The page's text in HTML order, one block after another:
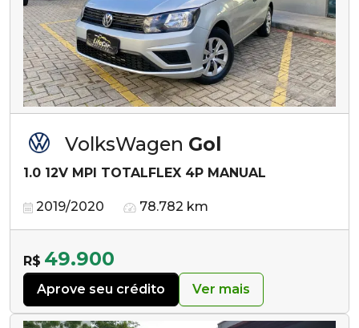
VolksWagen Gol
1.0 12V MPI TOTALFLEX 4P MANUAL
2019/2020 78.782 km
R$ 49.900
Aprove seu crédito Ver mais